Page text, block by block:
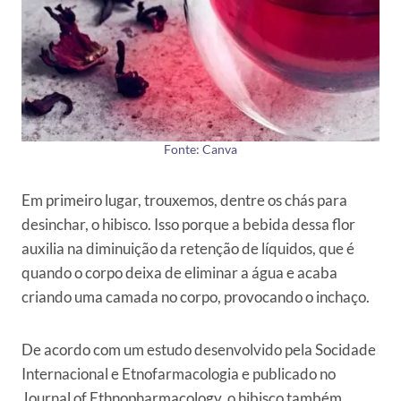
Fonte: Canva
Em primeiro lugar, trouxemos, dentre os chás para
desinchar, o hibisco. Isso porque a bebida dessa flor
auxilia na diminuição da retenção de líquidos, que é
quando o corpo deixa de eliminar a água e acaba
criando uma camada no corpo, provocando o inchaço.
De acordo com um estudo desenvolvido pela Socidade
Internacional e Etnofarmacologia e publicado no